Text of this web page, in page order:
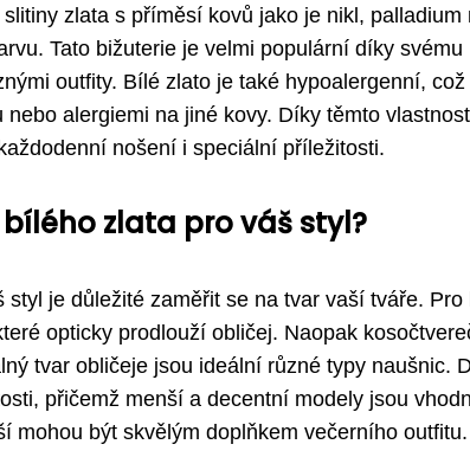
zlata s příměsí kovů jako je nikl, palladium
Tato bižuterie je velmi populární díky svému
outfity. Bílé zlato je také hypoalergenní, což
alergiemi na jiné kovy. Díky těmto
nošení i speciální příležitosti.
zlata pro váš styl?
je důležité zaměřit se na tvar vaší tváře. Pro
opticky prodlouží obličej. Naopak
tvar obličeje jsou ideální různé typy naušnic.
přičemž menší a decentní modely jsou
mohou být skvělým doplňkem večerního outfitu.